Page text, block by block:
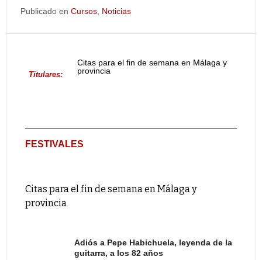
Publicado en Cursos Noticias
Titulares:
Citas para el fin de semana en Málaga y
provincia
FESTIVALES
Citas para el fin de semana en Málaga y
provincia
Adiós a Pepe Habichuela, leyenda de la
guitarra, a los 82 años